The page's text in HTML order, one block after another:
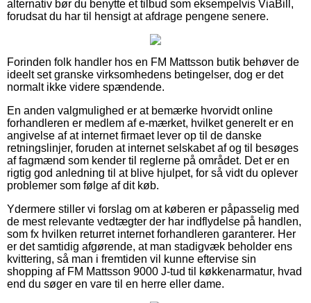
alternativ bør du benytte et tilbud som eksempelvis ViaBill,
forudsat du har til hensigt at afdrage pengene senere.
Forinden folk handler hos en FM Mattsson butik behøver de
ideelt set granske virksomhedens betingelser, dog er det
normalt ikke videre spændende.
En anden valgmulighed er at bemærke hvorvidt online
forhandleren er medlem af e-mærket, hvilket generelt er en
angivelse af at internet firmaet lever op til de danske
retningslinjer, foruden at internet selskabet af og til besøges
af fagmænd som kender til reglerne på området. Det er en
rigtig god anledning til at blive hjulpet, for så vidt du oplever
problemer som følge af dit køb.
Ydermere stiller vi forslag om at køberen er påpasselig med
de mest relevante vedtægter der har indflydelse på handlen,
som fx hvilken returret internet forhandleren garanterer. Her
er det samtidig afgørende, at man stadigvæk beholder ens
kvittering, så man i fremtiden vil kunne eftervise sin
shopping af FM Mattsson 9000 J-tud til køkkenarmatur, hvad
end du søger en vare til en herre eller dame.